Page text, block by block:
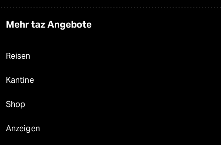
Mehr taz Angebote
Reisen
Kantine
Shop
Anzeigen